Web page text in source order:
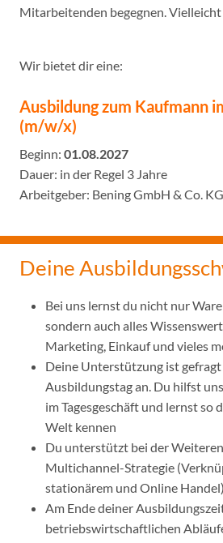
Mitarbeitenden begegnen.
Wir bietet dir eine:
Ausbildung zum Kaufmann
(m/w/x)
Beginn: 01.08.2027
Dauer: in der Regel 3 Jahre
Arbeitgeber: Bening GmbH & Co. KG
Deine
Bei uns lernst du nicht nur
sondern auch alles
Marketing, Einkauf und vieles
Deine Unterstützung ist
Ausbildungstag an. Du hilfst
im Tagesgeschäft und lernst so
Welt kennen
Du unterstützt bei der
Multichannel-Strategie
stationärem und Online Handel)
Am Ende deiner
betriebswirtschaftlichen